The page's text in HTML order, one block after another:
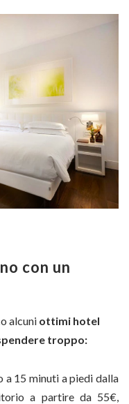
con un
alcuni ottimi hotel
troppo:
a 15 minuti a piedi dalla
a partire da 55€,